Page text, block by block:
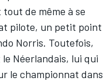
de même à se
pilote, un petit point
Norris. Toutefois,
Néerlandais, lui qui
le championnat dans